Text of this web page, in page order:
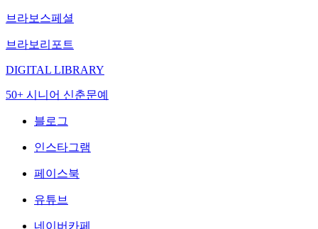
브라보스페셜
브라보리포트
DIGITAL LIBRARY
50+ 시니어 신춘문예
블로그
인스타그램
페이스북
유튜브
네이버카페